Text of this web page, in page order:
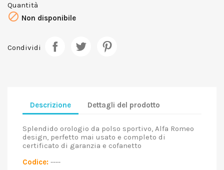
Quantità
 Non disponibile
Condividi
Descrizione Dettagli del prodotto
Splendido orologio da polso sportivo, Alfa Romeo
design, perfetto mai usato e completo di
certificato di garanzia e cofanetto
Codice: ----